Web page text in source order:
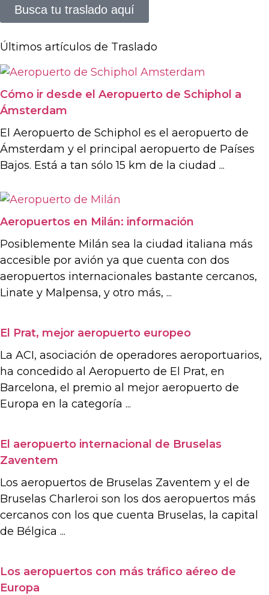
Busca tu traslado aquí
Últimos artículos de Traslado
Cómo ir desde el Aeropuerto de Schiphol a
Ámsterdam
El Aeropuerto de Schiphol es el aeropuerto de
Ámsterdam y el principal aeropuerto de Países
Bajos. Está a tan sólo 15 km de la ciudad ...
Aeropuertos en Milán: información
Posiblemente Milán sea la ciudad italiana más
accesible por avión ya que cuenta con dos
aeropuertos internacionales bastante cercanos,
Linate y Malpensa, y otro más, ...
El Prat, mejor aeropuerto europeo
La ACI, asociación de operadores aeroportuarios,
ha concedido al Aeropuerto de El Prat, en
Barcelona, el premio al mejor aeropuerto de
Europa en la categoría ...
El aeropuerto internacional de Bruselas
Zaventem
Los aeropuertos de Bruselas Zaventem y el de
Bruselas Charleroi son los dos aeropuertos más
cercanos con los que cuenta Bruselas, la capital
de Bélgica ...
Los aeropuertos con más tráfico aéreo de
Europa